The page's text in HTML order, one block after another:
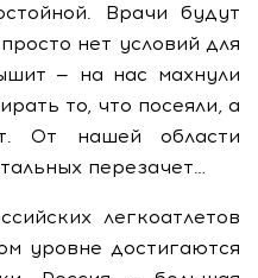
Врачи будут
нет условий для
— на нас махнули
то, что посеяли, а
От нашей области
перезачет…
легкоатлетов
уровне достигаются